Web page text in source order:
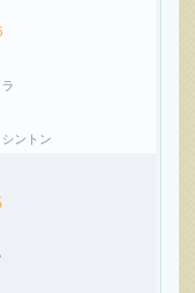
ントン